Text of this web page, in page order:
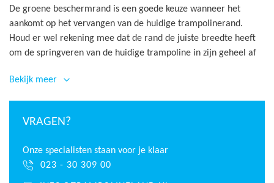
De groene beschermrand is een goede keuze wanneer het
aankomt op het vervangen van de huidige trampolinerand.
Houd er wel rekening mee dat de rand de juiste breedte heeft
om de springveren van de huidige trampoline in zijn geheel af
PVC van 0,6 mm. De groene verschillende elementen zijn stevig
bij elkaar gebonden door de stevige stiknaden.
Kenmerken Akrobat Orbit Flat to
the ground trampoline rand 430cm
Bekijk meer
VRAGEN?
Onze specialisten staan voor je klaar
023 - 30 309 00